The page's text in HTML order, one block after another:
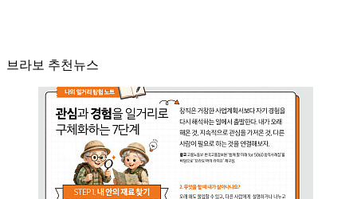
브라보 추천뉴스